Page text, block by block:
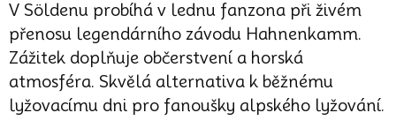
V Söldenu probíhá v lednu fanzona při živém
přenosu legendárního závodu Hahnenkamm.
Zážitek doplňuje občerstvení a horská
atmosféra. Skvělá alternativa k běžnému
lyžovacímu dni pro fanoušky alpského lyžování.